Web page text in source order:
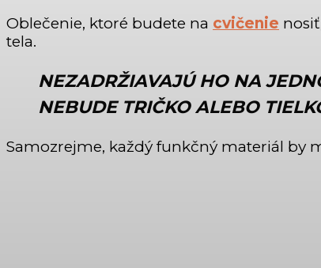
Oblečenie, ktoré budete na cvičenie
tela.
NEZADRŽIAVAJÚ HO NA
NEBUDE TRIČKO ALEBO
Samozrejme, každý funkčný materiál by